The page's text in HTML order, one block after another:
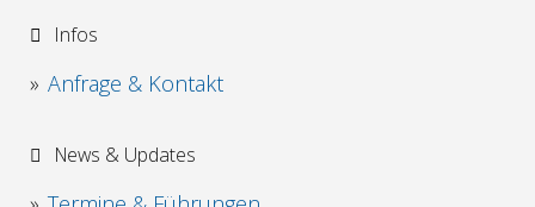
Infos
Anfrage & Kontakt
News & Updates